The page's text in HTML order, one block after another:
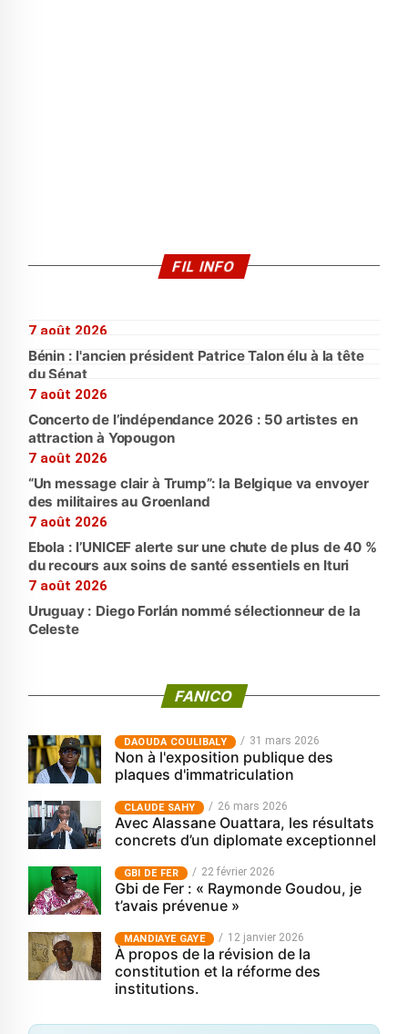
FIL INFO
7 août 2026
Bénin : l'ancien président Patrice Talon élu à la tête
du Sénat
7 août 2026
Concerto de l’indépendance 2026 : 50 artistes en
attraction à Yopougon
7 août 2026
“Un message clair à Trump”: la Belgique va envoyer
des militaires au Groenland
7 août 2026
Ebola : l’UNICEF alerte sur une chute de plus de 40 %
du recours aux soins de santé essentiels en Ituri
7 août 2026
Uruguay : Diego Forlán nommé sélectionneur de la
Celeste
FANICO
‎DAOUDA COULIBALY 31 mars 2026
Non à l'exposition publique des
plaques d'immatriculation
CLAUDE SAHY 26 mars 2026
Avec Alassane Ouattara, les résultats
concrets d’un diplomate exceptionnel
GBI DE FER 22 février 2026
Gbi de Fer : « Raymonde Goudou, je
t’avais prévenue »
MANDIAYE GAYE 12 janvier 2026
À propos de la révision de la
constitution et la réforme des
institutions.